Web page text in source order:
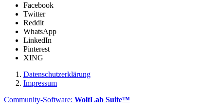
Facebook
Twitter
Reddit
WhatsApp
LinkedIn
Pinterest
XING
Datenschutzerklärung
Impressum
Community-Software: WoltLab Suite™